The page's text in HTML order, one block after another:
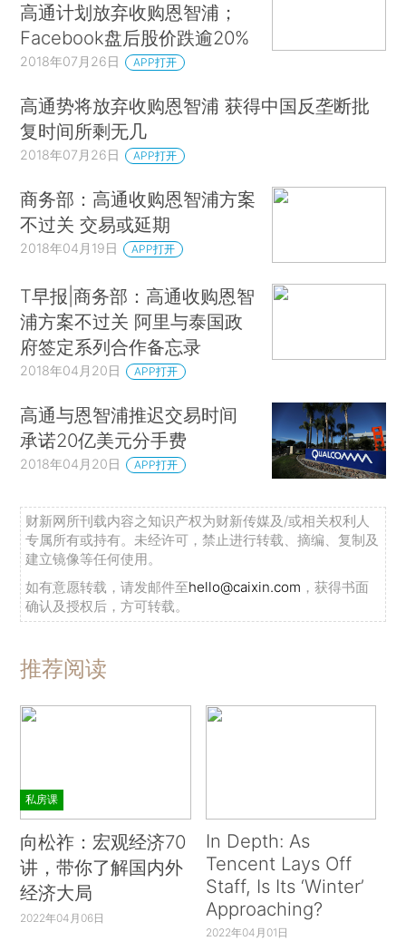
高通计划放弃收购恩智浦；
Facebook盘后股价跌逾20%
2018年07月26日 APP打开
高通势将放弃收购恩智浦 获得中国反垄断批
复时间所剩无几
2018年07月26日 APP打开
商务部：高通收购恩智浦方案
不过关 交易或延期
2018年04月19日 APP打开
T早报|商务部：高通收购恩智
浦方案不过关 阿里与泰国政
府签定系列合作备忘录
2018年04月20日 APP打开
高通与恩智浦推迟交易时间
承诺20亿美元分手费
2018年04月20日 APP打开
财新网所刊载内容之知识产权为财新传媒及/或相关权利人
专属所有或持有。未经许可，禁止进行转载、摘编、复制及
建立镜像等任何使用。
如有意愿转载，请发邮件至hello@caixin.com ，获得书面
确认及授权后，方可转载。
推荐阅读
私房课
向松祚：宏观经济70
讲，带你了解国内外
经济大局
2022年04月06日
In Depth: As
Tencent Lays Off
Staff, Is Its ‘Winter’
Approaching?
2022年04月01日